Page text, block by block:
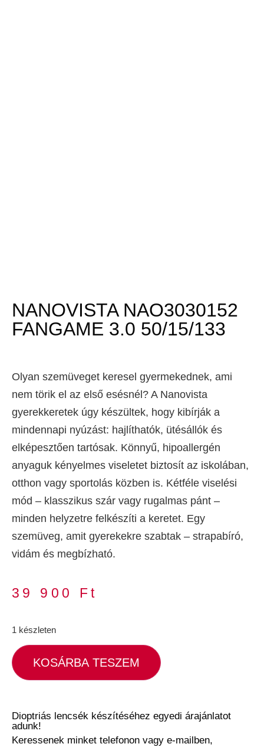
NANOVISTA NAO3030152
FANGAME 3.0 50/15/133
Olyan szemüveget keresel gyermekednek, ami
nem törik el az első esésnél? A Nanovista
gyerekkeretek úgy készültek, hogy kibírják a
mindennapi nyúzást: hajlíthatók, ütésállók és
elképesztően tartósak. Könnyű, hipoallergén
anyaguk kényelmes viseletet biztosít az iskolában,
otthon vagy sportolás közben is. Kétféle viselési
mód – klasszikus szár vagy rugalmas pánt –
minden helyzetre felkészíti a keretet. Egy
szemüveg, amit gyerekekre szabtak – strapabíró,
vidám és megbízható.
39 900 Ft
1 készleten
KOSÁRBA TESZEM
Dioptriás lencsék készítéséhez egyedi árajánlatot
adunk!
Keressenek minket telefonon vagy e-mailben,